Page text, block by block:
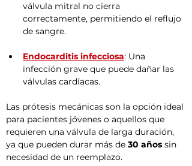
válvula mitral no cierra
correctamente, permitiendo el reflujo
de sangre.
Endocarditis infecciosa: Una
infección grave que puede dañar las
válvulas cardíacas.
Las prótesis mecánicas son la opción ideal
para pacientes jóvenes o aquellos que
requieren una válvula de larga duración,
ya que pueden durar más de 30 años sin
necesidad de un reemplazo.